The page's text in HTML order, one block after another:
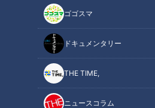
ゴゴスマ
ドキュメンタリー
THE TIME,
ニュースコラム